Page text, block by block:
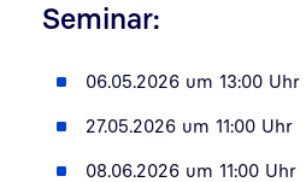
Seminar:
06.05.2026 um 13:00 Uhr
27.05.2026 um 11:00 Uhr
08.06.2026 um 11:00 Uhr